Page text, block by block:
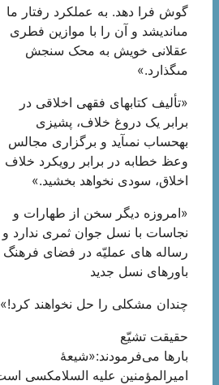
گوش فرا دهد. به عملکرد رفتار ما
مى‏اندیشد و آن را با موازین فطرى
عقلانى خویش به محک سنجش
مى‏گذارد.»
«تألیف کتاب‏هاى فقهى اخلاقى در
برابر یک دروغ خلاف، پشیزى
به‏حساب نمى‏آید و برگزارى مجالس
وعظ خطابه در برابر رویکرد خلاف
اخلاق، سودى نخواهد بخشید.»
«امروزه دیگر سخن از طهارات و
نجاسات با نسل جوان ثمرى ندارد و
رساله ‏هاى عملیّه در فضاى فرهنگ
باورهاى نسل جدید
چندان مشکلى را حل نخواهند کرد!»
حقیقت تشیّع
بارها می‌فرمودند:«شیعۀ
امیرالمؤمنین علیه السلامکسی است